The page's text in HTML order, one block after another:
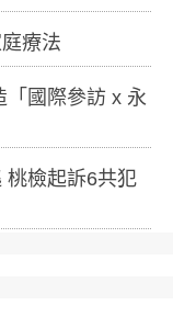
療法
「國際參訪 x 永
桃檢起訴6共犯